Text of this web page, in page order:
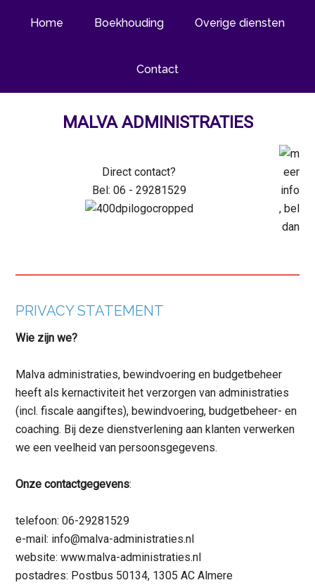
Home Boekhouding Overige diensten
Contact
MALVA ADMINISTRATIES
Direct contact?
Bel: 06 - 29281529
PRIVACY STATEMENT
Wie zijn we?
Malva administraties, bewindvoering en budgetbeheer
heeft als kernactiviteit het verzorgen van administraties
(incl. fiscale aangiftes), bewindvoering, budgetbeheer- en
coaching. Bij deze dienstverlening aan klanten verwerken
we een veelheid van persoonsgegevens.
Onze contactgegevens:
telefoon: 06-29281529
e-mail: info@malva-administraties.nl
website: www.malva-administraties.nl
postadres: Postbus 50134, 1305 AC Almere